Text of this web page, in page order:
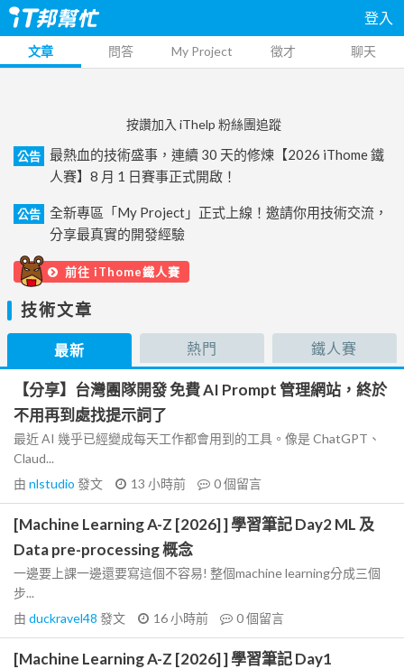
登入
文章 問答 My Project 徵才 聊天
按讚加入 iThelp 粉絲團追蹤
公告
最熱血的技術盛事，連續 30 天的修煉【2026 iThome 鐵
人賽】8 月 1 日賽事正式開啟！
公告
全新專區「My Project」正式上線！邀請你用技術交流，
分享最真實的開發經驗
前往 iThome鐵人賽
技術文章
最新 熱門 鐵人賽
【分享】台灣團隊開發 免費 AI Prompt 管理網站，終於
不用再到處找提示詞了
最近 AI 幾乎已經變成每天工作都會用到的工具。像是 ChatGPT、
Claud...
由 nlstudio 發文 13 小時前 0個留言
[Machine Learning A-Z [2026] ] 學習筆記 Day2 ML 及
Data pre-processing 概念
一邊要上課一邊還要寫這個不容易! 整個machine learning分成三個
步...
由 duckravel48 發文 16 小時前 0個留言
[Machine Learning A-Z [2026] ] 學習筆記 Day1